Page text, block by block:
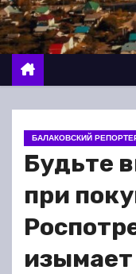
о
м
у
БАЛАКОВСКИЙ
Будьте
при